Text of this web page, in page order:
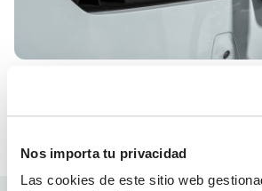
Nos importa tu privacidad
Las cookies de este sitio web